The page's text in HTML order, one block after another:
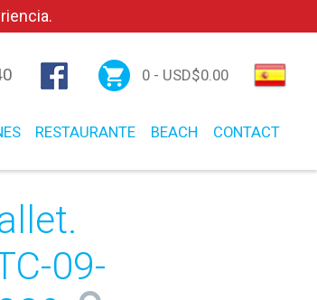
0 - USD$0.00
RESTAURANTE BEACH CONTACT
09-